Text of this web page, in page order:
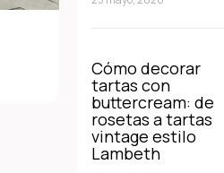
Cómo decorar
tartas con
buttercream: de
rosetas a tartas
vintage estilo
Lambeth